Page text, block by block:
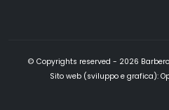
© Copyrights reserved - 2026 Barbero
Sito web (sviluppo e grafica):